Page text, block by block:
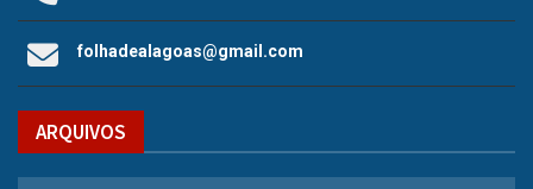
folhadealagoas@gmail.com
ARQUIVOS